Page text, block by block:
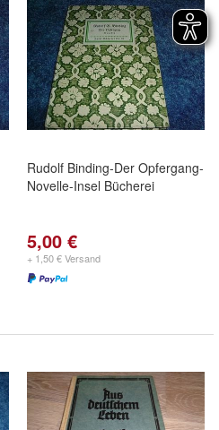
Rudolf Binding-Der Opfergang-
Novelle-Insel Bücherei
5,00 €
+ 1,50 € Versand